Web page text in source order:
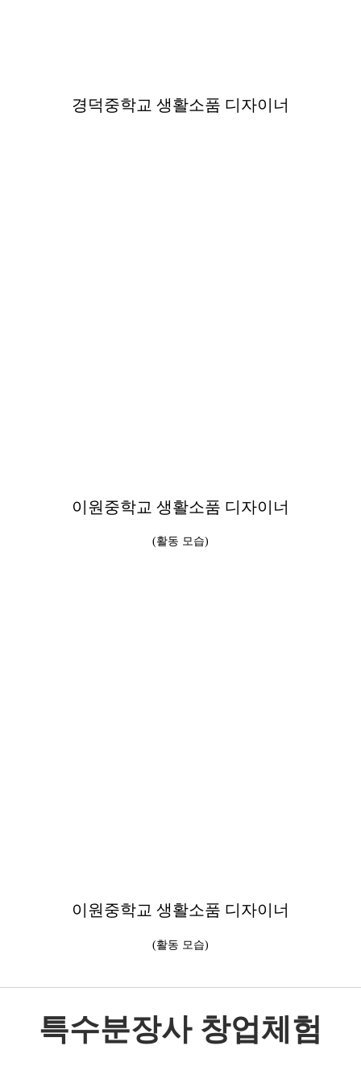
경덕중학교 생활소품 디자이너
이원중학교 생활소품 디자이너
(활동 모습)
이원중학교 생활소품 디자이너
(활동 모습)
특수분장사 창업체험